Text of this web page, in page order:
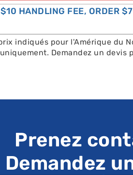
HANDLING FEE, ORDER
indiqués pour l'Amérique du
Demandez un devis
Prenez
Demandez